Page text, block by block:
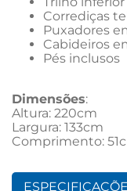
Corrediças
Puxadores
Cabideiros
Pés inclusos
Dimensões:
Altura: 220cm
Largura: 133cm
Comprimento: